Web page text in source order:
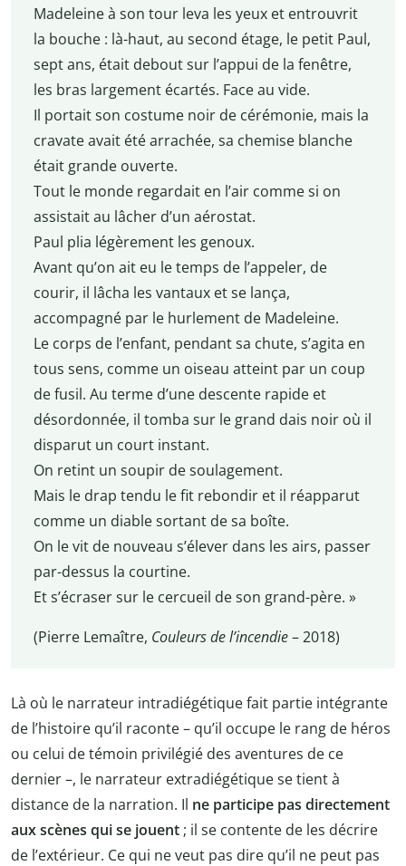
Madeleine à son tour leva les yeux et entrouvrit
la bouche : là-haut, au second étage, le petit Paul,
sept ans, était debout sur l’appui de la fenêtre,
les bras largement écartés. Face au vide.
Il portait son costume noir de cérémonie, mais la
cravate avait été arrachée, sa chemise blanche
était grande ouverte.
Tout le monde regardait en l’air comme si on
assistait au lâcher d’un aérostat.
Paul plia légèrement les genoux.
Avant qu’on ait eu le temps de l’appeler, de
courir, il lâcha les vantaux et se lança,
accompagné par le hurlement de Madeleine.
Le corps de l’enfant, pendant sa chute, s’agita en
tous sens, comme un oiseau atteint par un coup
de fusil. Au terme d’une descente rapide et
désordonnée, il tomba sur le grand dais noir où il
disparut un court instant.
On retint un soupir de soulagement.
Mais le drap tendu le fit rebondir et il réapparut
comme un diable sortant de sa boîte.
On le vit de nouveau s’élever dans les airs, passer
par-dessus la courtine.
Et s’écraser sur le cercueil de son grand-père. »
(Pierre Lemaître, Couleurs de l’incendie– 2018)
Là où le narrateur intradiégétique fait partie intégrante
de l’histoire qu’il raconte – qu’il occupe le rang de héros
ou celui de témoin privilégié des aventures de ce
dernier –, le narrateur extradiégétique se tient à
distance de la narration. Il ne participe pas directement
aux scènes qui se jouent ; il se contente de les décrire
de l’extérieur. Ce qui ne veut pas dire qu’il ne peut pas